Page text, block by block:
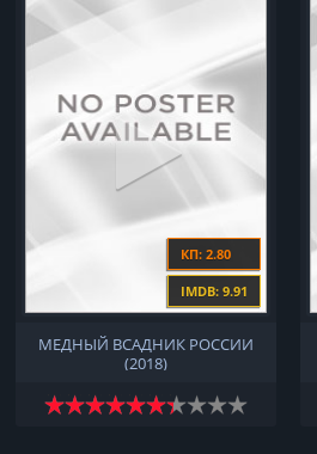
КП: 2.80
IMDB: 9.91
МЕДНЫЙ ВСАДНИК РОССИИ
(2018)